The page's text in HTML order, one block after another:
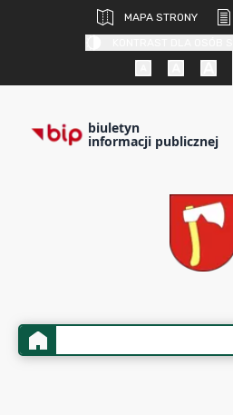
MAPA STRONY
biuletyn
informacji publicznej